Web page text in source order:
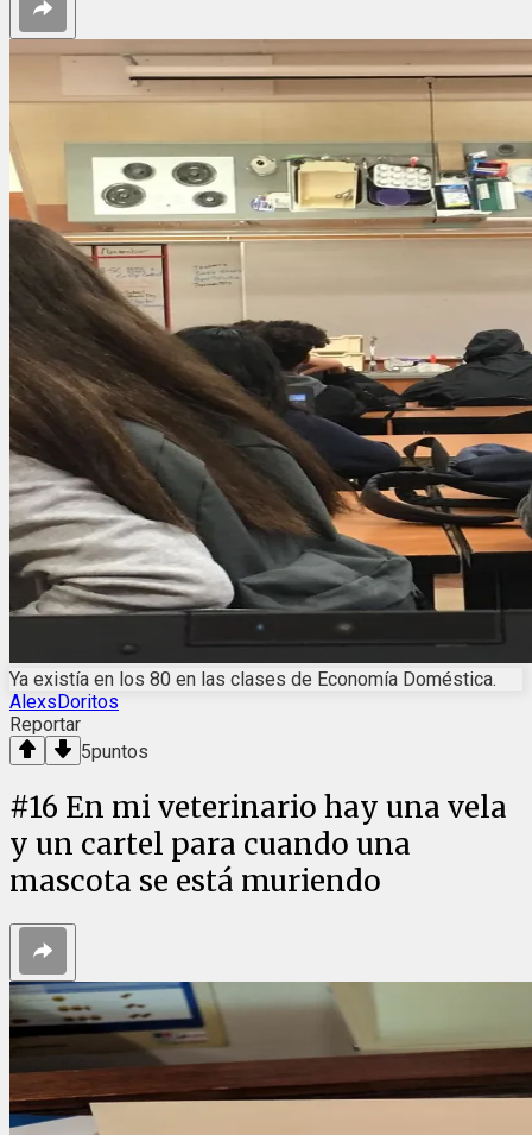
Ya existía en los 80 en las clases de Economía Doméstica.
AlexsDoritos
Reportar
5puntos
#16 En mi veterinario hay una vela
y un cartel para cuando una
mascota se está muriendo